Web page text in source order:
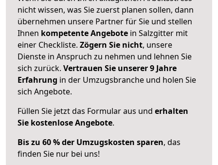
nicht wissen, was Sie zuerst planen sollen, dann
übernehmen unsere Partner für Sie und stellen
Ihnen kompetente Angebote in Salzgitter mit
einer Checkliste. Zögern Sie nicht, unsere
Dienste in Anspruch zu nehmen und lehnen Sie
sich zurück. Vertrauen Sie unserer 9 Jahre
Erfahrung in der Umzugsbranche und holen Sie
sich Angebote.
Füllen Sie jetzt das Formular aus und erhalten
Sie kostenlose Angebote.
Bis zu 60 % der Umzugskosten sparen, das
finden Sie nur bei uns!